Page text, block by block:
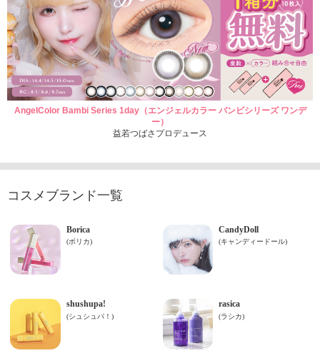
AngelColor Bambi Series 1day（エンジェルカラー バンビシリーズ ワンデ
ー）
益若つばさプロデュース
コスメブランド一覧